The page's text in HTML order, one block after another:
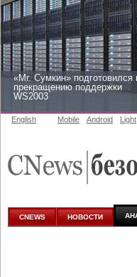
«Mr. Сумкин» подготовился
прекращению поддержки
WS2003
аналитике
English Mobile Android Light
CNEWS НОВОСТИ